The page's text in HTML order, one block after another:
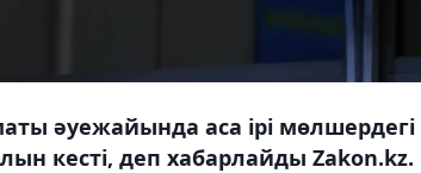
әуежайында аса ірі мөлшердегі
кесті, деп хабарлайды Zakon.kz.